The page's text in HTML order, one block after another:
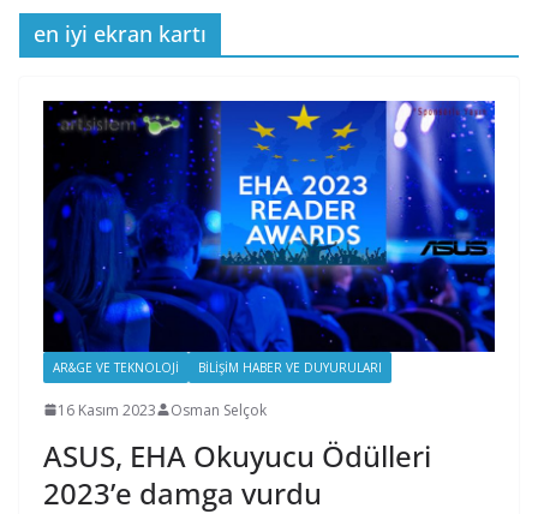
en iyi ekran kartı
AR&GE VE TEKNOLOJI BILIŞIM HABER VE DUYURULARI
16 Kasım 2023 Osman Selçok
ASUS, EHA Okuyucu Ödülleri
2023’e damga vurdu